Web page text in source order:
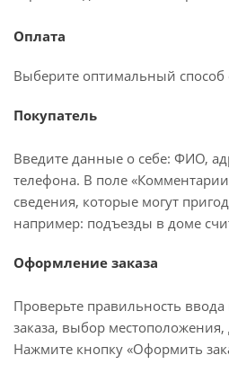
Оплата
Выберите оптимальный способ
Покупатель
Введите данные о себе: ФИО,
телефона. В поле «Комментарии
сведения, которые могут
например: подъезды в доме
Оформление заказа
Проверьте правильность
заказа, выбор
Нажмите кнопку «Оформить